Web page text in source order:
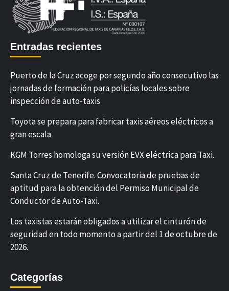
Entradas recientes
Puerto de la Cruz acoge por segundo año consecutivo las
jornadas de formación para policías locales sobre
inspección de auto-taxis
Toyota se prepara para fabricar taxis aéreos eléctricos a
gran escala
KGM Torres homologa su versión EVX eléctrica para Taxi.
Santa Cruz de Tenerife. Convocatoria de pruebas de
aptitud para la obtención del Permiso Municipal de
Conductor de Auto-Taxi.
Los taxistas estarán obligados a utilizar el cinturón de
seguridad en todo momento a partir del 1 de octubre de
2026.
Categorías